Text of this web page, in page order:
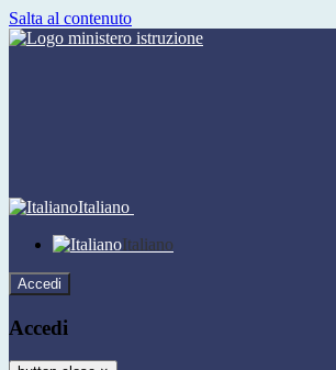
Salta al contenuto
Italiano
Italiano
Accedi
Accedi